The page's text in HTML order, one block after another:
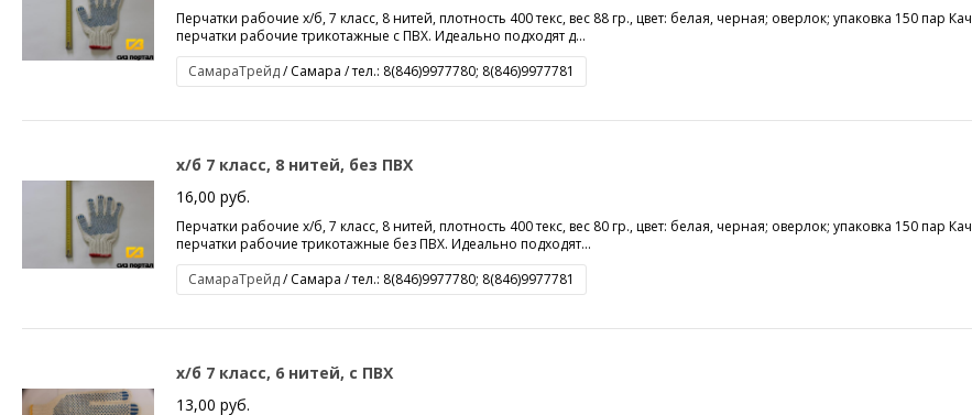
Перчатки рабочие х/б, 7 класс, 8 нитей, плотность 400 текс, вес 88 гр., цвет: белая, черная; оверлок; упаковка 150 пар
перчатки рабочие трикотажные с ПВХ. Идеально подходят д...
СамараТрейд/ Самара / тел.: 8(846)9977780; 8(846)9977781
х/б 7 класс, 8 нитей, без ПВХ
16,00 руб.
Перчатки рабочие х/б, 7 класс, 8 нитей, плотность 400 текс, вес 80 гр., цвет: белая, черная; оверлок; упаковка 150 пар
перчатки рабочие трикотажные без ПВХ. Идеально подходят...
СамараТрейд/ Самара / тел.: 8(846)9977780; 8(846)9977781
х/б 7 класс, 6 нитей, с ПВХ
13,00 руб.